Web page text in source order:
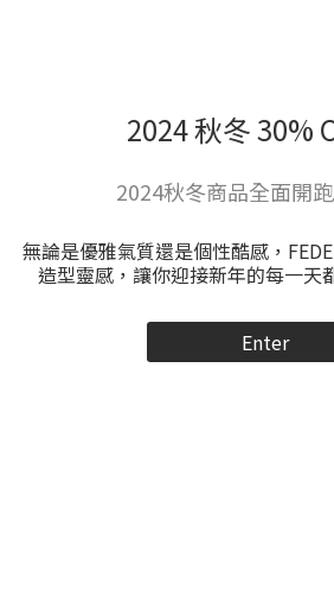
2024 秋冬 30%
2024秋冬商品全面開跑
無論是優雅氣質還是個性酷感，
造型靈感，讓你迎接新年的每一天
Enter